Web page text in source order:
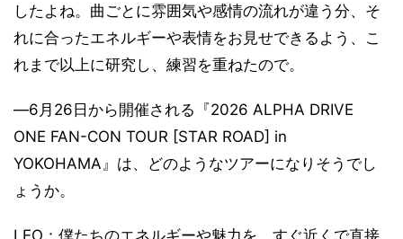
したよね。曲ごとに雰囲気や感情の流れが違う分、そ
れに合ったエネルギーや表情をお見せできるよう、こ
れまで以上に研究し、練習を重ねたので。
―6月26日から開催される『2026 ALPHA DRIVE
ONE FAN-CON TOUR [STAR ROAD] in
YOKOHAMA』は、どのようなツアーになりそうでし
ょうか。